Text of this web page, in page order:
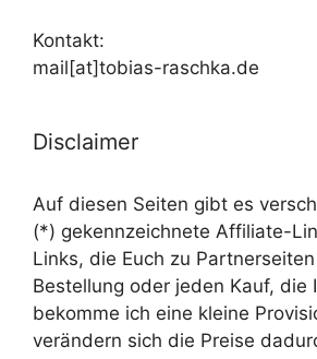
Kontakt:
mail[at]tobias-raschka.de
Disclaimer
Auf diesen Seiten gibt es
(*) gekennzeichnete Affiliate-
Links, die Euch zu
Bestellung oder jeden Kauf, die
bekomme ich eine kleine
verändern sich die Preise